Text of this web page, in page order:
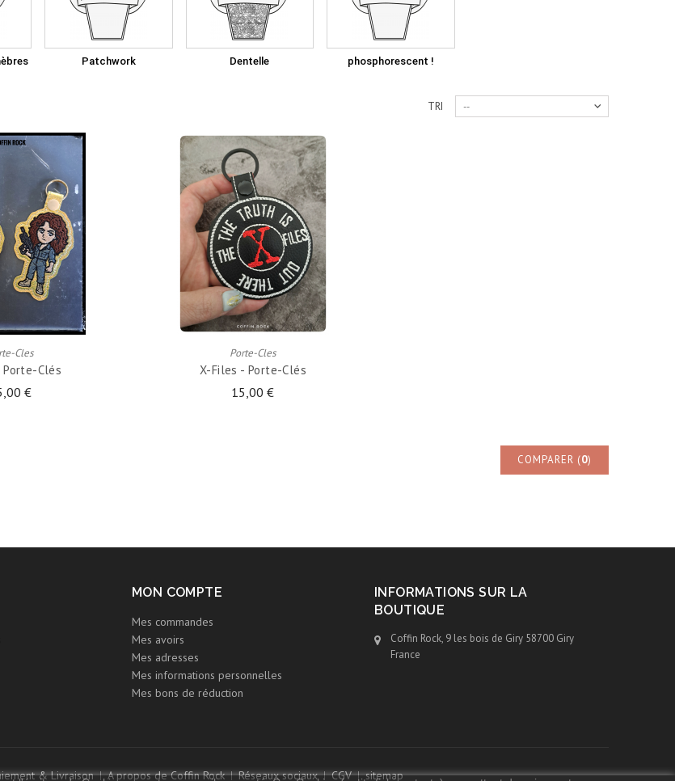
Patchwork Dentelle phosphorescent !
TRI --
Cles
Porte-Clés
€
PANIER
Porte-Cles
X-Files - Porte-Clés
15,00 €
AJOUTER AU PANIER
COMPARER (0)
MON COMPTE
Mes commandes
Mes avoirs
Mes adresses
Mes informations personnelles
Mes bons de réduction
INFORMATIONS SUR LA
BOUTIQUE
Coffin Rock, 9 les bois de Giry 58700 Giry
France
& Livraison A propos de Coffin Rock Réseaux sociaux CGV sitemap